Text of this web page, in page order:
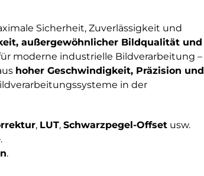
Sicherheit, Zuverlässigkeit und
außergewöhnlicher Bildqualität und
moderne industrielle Bildverarbeitung –
hoher Geschwindigkeit, Präzision und
in der
, LUT, Schwarzpegel-Offsetusw.
.
.